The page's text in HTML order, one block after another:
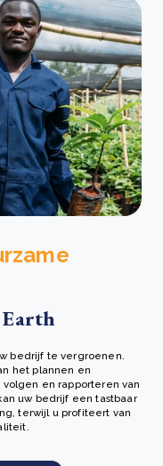
bedrijf te vergroenen.
het plannen en
en rapporteren van
uw bedrijf een tastbaar
terwijl u profiteert van